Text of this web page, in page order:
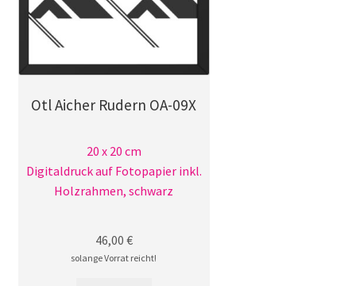
Otl Aicher Rudern OA-09X
20 x 20 cm
Digitaldruck auf Fotopapier inkl.
Holzrahmen, schwarz
46,00 €
solange Vorrat reicht!